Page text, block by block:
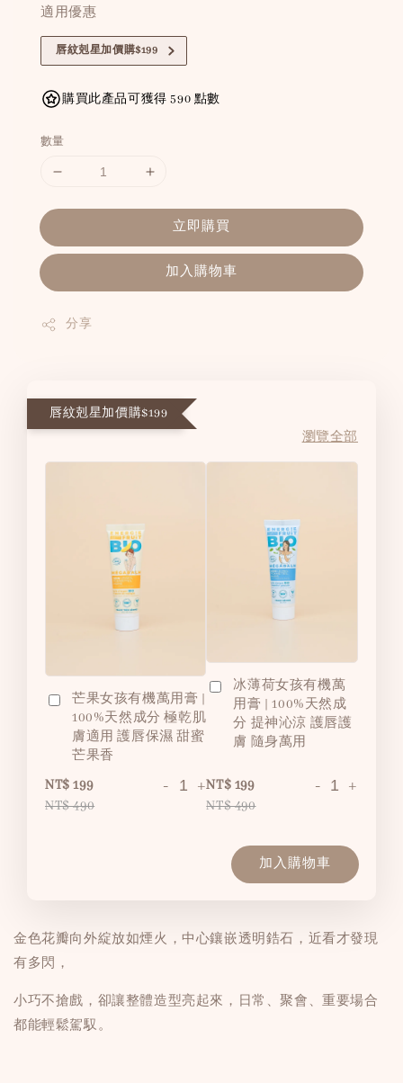
適用優惠
唇紋剋星加價購$199
購買此產品可獲得 590 點數
數量
立即購買
加入購物車
分享
唇紋剋星加價購$199
瀏覽全部
芒果女孩有機萬用膏 |
100%天然成分 極乾肌
膚適用 護唇保濕 甜蜜
芒果香
NT$ 199
NT$ 490
- +
冰薄荷女孩有機萬
用膏 | 100%天然成
分 提神沁涼 護唇護
膚 隨身萬用
NT$ 199
NT$ 490
- +
加入購物車
金色花瓣向外綻放如煙火，中心鑲嵌透明鋯石，近看才發現
有多閃，
小巧不搶戲，卻讓整體造型亮起來，日常、聚會、重要場合
都能輕鬆駕馭。